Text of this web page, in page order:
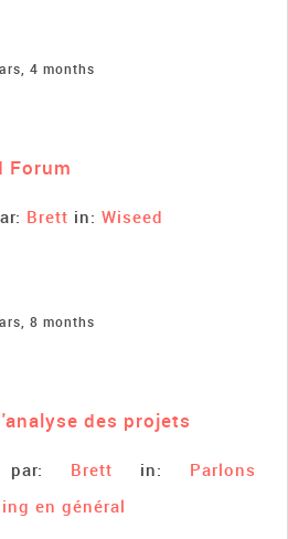
4 months
Forum
Brett in: Wiseed
8 months
des projets
par: Brett in: Parlons
en général